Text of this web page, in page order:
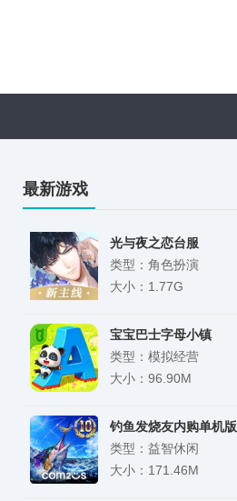
最新游戏
光与夜之恋台服
类型：角色扮演
大小：1.77G
宝宝巴士字母小镇
类型：模拟经营
大小：96.90M
钓鱼发烧友内购单机版
类型：益智休闲
大小：171.46M